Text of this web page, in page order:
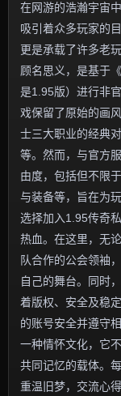
在网游的浩瀚宇宙
吸引着众多玩家的
更是承载了许多老
顾名思义，是基于
是1.95版）进行非
戏保留了原始的画
士三大职业的经典
等。然而，与官方
由度，包括但不限
与装备等，旨在为
选择加入1.95传奇
热血。在这里，无
队合作的公会领袖
自己的舞台。同时
着版权、安全及稳
的账号安全并遵守
一种情怀文化，它
共同记忆的载体。
重温旧梦，交流心